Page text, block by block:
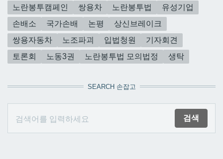
노란봉투캠페인
쌍용차 노란봉투법
유성기업
손배소
국가손배 논평
상신브레이크
쌍용자동차
노조파괴 입법청원
기자회견
토론회
노동3권 노란봉투법 모의법정 생탁
SEARCH 손잡고